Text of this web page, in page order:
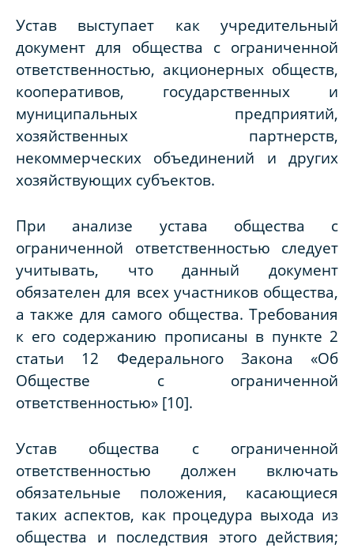
Устав выступает как учредительный
документ для общества с ограниченной
ответственностью, акционерных обществ,
кооперативов, государственных и
муниципальных предприятий,
хозяйственных партнерств,
некоммерческих объединений и других
хозяйствующих субъектов.
При анализе устава общества с
ограниченной ответственностью следует
учитывать, что данный документ
обязателен для всех участников общества,
а также для самого общества. Требования
к его содержанию прописаны в пункте 2
статьи 12 Федерального Закона «Об
Обществе с ограниченной
ответственностью» [10].
Устав общества с ограниченной
ответственностью должен включать
обязательные положения, касающиеся
таких аспектов, как процедура выхода из
общества и последствия этого действия;